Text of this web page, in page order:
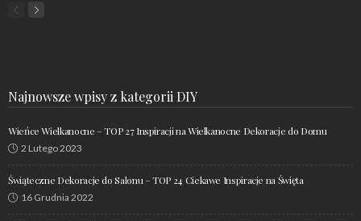
Najnowsze wpisy z kategorii DIY
Wieńce Wielkanocne – TOP 27 Inspiracji na Wielkanocne Dekoracje do Domu
2 Lutego 2023
Świąteczne Dekoracje do Salonu – TOP 24 Ciekawe Inspiracje na Święta
16 Grudnia 2022